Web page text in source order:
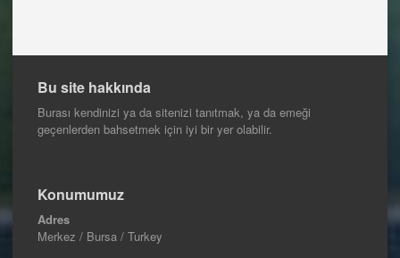
Bu site hakkında
Burası kendinizi ya da sitenizi tanıtmak, ya da emeği
geçenlerden bahsetmek için iyi bir yer olabilir.
Konumumuz
Adres
Merkez / Bursa / Turkey